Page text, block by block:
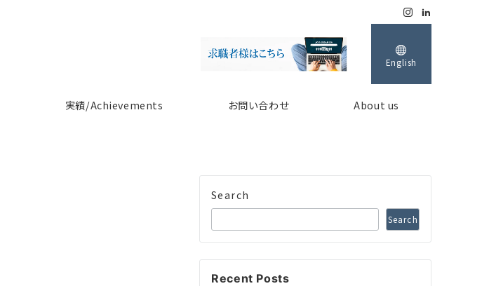
English
実績/Achievements お問い合わせ About us
Search
Search
Recent Posts